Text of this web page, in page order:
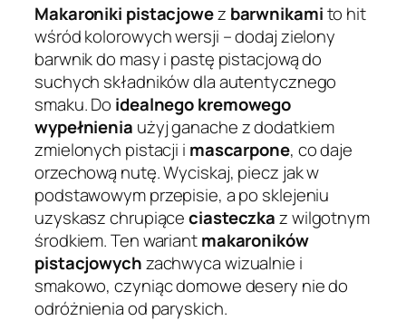
Makaroniki pistacjowez barwnikamito hit
wśród kolorowych wersji – dodaj zielony
barwnik do masy i pastę pistacjową do
suchych składników dla autentycznego
smaku. Do idealnego kremowego
wypełnienia użyj ganache z dodatkiem
zmielonych pistacji i mascarpone, co daje
orzechową nutę. Wyciskaj, piecz jak w
podstawowym przepisie, a po sklejeniu
uzyskasz chrupiąceciasteczkaz wilgotnym
środkiem. Ten wariantmakaroników
pistacjowychzachwyca wizualnie i
smakowo, czyniąc domowe desery nie do
odróżnienia od paryskich.